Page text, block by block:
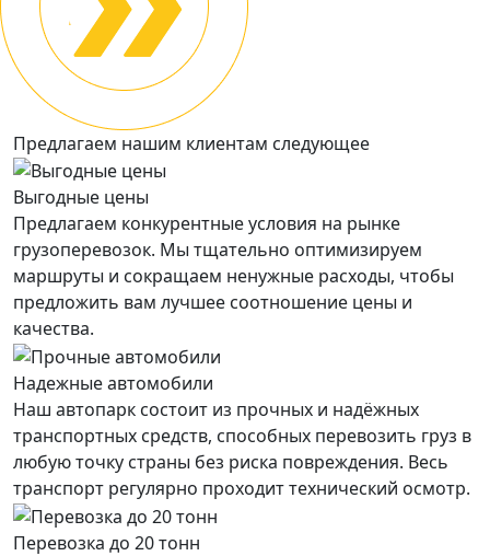
Предлагаем нашим клиентам следующее
Выгодные цены
Предлагаем конкурентные условия на рынке
грузоперевозок. Мы тщательно оптимизируем
маршруты и сокращаем ненужные расходы, чтобы
предложить вам лучшее соотношение цены и
качества.
Надежные автомобили
Наш автопарк состоит из прочных и надёжных
транспортных средств, способных перевозить груз в
любую точку страны без риска повреждения. Весь
транспорт регулярно проходит технический осмотр.
Перевозка до 20 тонн